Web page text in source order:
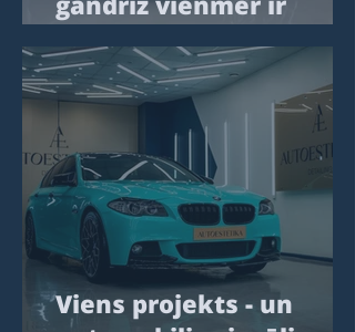
kompromiss
Viens projekts - un